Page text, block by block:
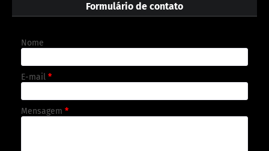
Formulário de contato
Nome
E-mail *
Mensagem *